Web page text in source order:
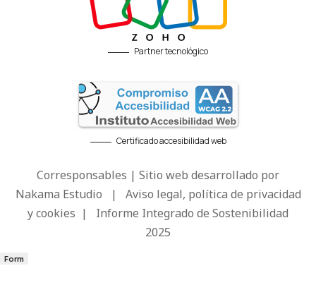
Partner tecnológico
Certificado accesibilidad web
Corresponsables | Sitio web desarrollado por
Nakama Estudio | Aviso legal, política de privacidad
y cookies | Informe Integrado de Sostenibilidad
2025
Form